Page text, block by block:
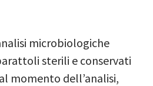
microbiologiche
sterili e conservati
momento dell’analisi,